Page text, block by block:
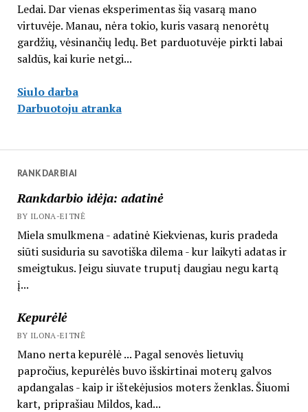
Ledai. Dar vienas eksperimentas šią vasarą mano
virtuvėje. Manau, nėra tokio, kuris vasarą nenorėtų
gardžių, vėsinančių ledų. Bet parduotuvėje pirkti labai
saldūs, kai kurie netgi...
Siulo darba
Darbuotoju atranka
RANKDARBIAI
Rankdarbio idėja: adatinė
BY ILONA-EITNĖ
Miela smulkmena - adatinė Kiekvienas, kuris pradeda
siūti susiduria su savotiška dilema - kur laikyti adatas ir
smeigtukus. Jeigu siuvate truputį daugiau negu kartą
į...
Kepurėlė
BY ILONA-EITNĖ
Mano nerta kepurėlė ... Pagal senovės lietuvių
papročius, kepurėlės buvo išskirtinai moterų galvos
apdangalas - kaip ir ištekėjusios moters ženklas. Šiuomi
kart, priprašiau Mildos, kad...